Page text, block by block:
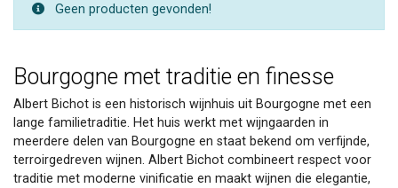
Geen producten gevonden!
Bourgogne met traditie en finesse
Albert Bichot is een historisch wijnhuis uit Bourgogne met een
lange familietraditie. Het huis werkt met wijngaarden in
meerdere delen van Bourgogne en staat bekend om verfijnde,
terroirgedreven wijnen. Albert Bichot combineert respect voor
traditie met moderne vinificatie en maakt wijnen die elegantie,